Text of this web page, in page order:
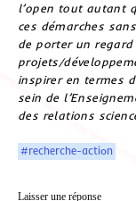
l’open tout autant
ces démarches
de porter un
projets/
inspirer en termes
sein de
des relations
#recherche-action
Laisser une réponse